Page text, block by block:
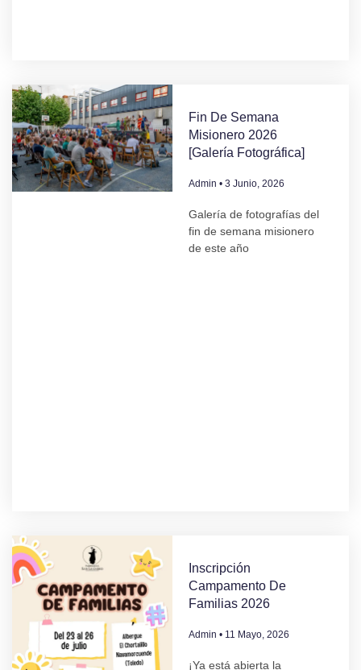
Fin De Semana
Misionero 2026
[Galería Fotográfica]
Admin 3 Junio, 2026
Galería de fotografías del
fin de semana misionero
de este año
Inscripción
Campamento De
Familias 2026
Admin 11 Mayo, 2026
¡Ya está abierta la